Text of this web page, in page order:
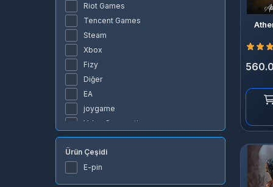
Riot Games
Tencent Games
Steam
Xbox
Fizy
Diğer
EA
joygame
Valve Corporation
JC Planet
VAHSETKO
ARCANEKO
BursaG
Ürün Çeşidi
E-pin